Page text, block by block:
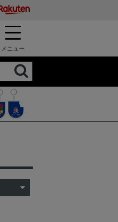
メニュー